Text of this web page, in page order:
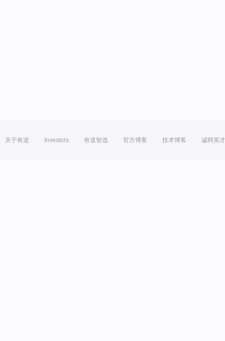
关于有道 Investors 有道智选 官方博客 技术博客 诚聘英才